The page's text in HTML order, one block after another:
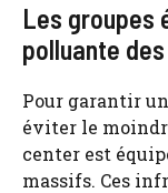
Les groupes
polluante
Pour garantir
éviter le
center est
massifs. Ces